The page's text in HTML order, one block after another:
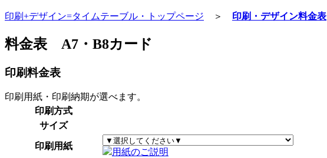
印刷+デザイン=タイムテーブル・トップページ ＞ 印刷・デザイン料金表
料金表 A7・B8カード
印刷料金表
印刷用紙・印刷納期が選べます。
印刷方式
サイズ
印刷用紙
用紙のご説明